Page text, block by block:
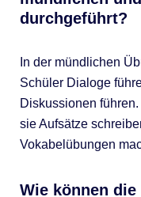
durchgeführt?
In der mündlichen
Schüler Dialoge
Diskussionen
sie Aufsätze
Vokabelübungen
Wie können